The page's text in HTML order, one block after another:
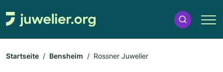
Startseite Bensheim Rossner Juwelier